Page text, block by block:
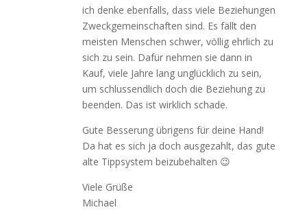
ich denke ebenfalls, dass viele Beziehungen
Zweckgemeinschaften sind. Es fällt den
meisten Menschen schwer, völlig ehrlich zu
sich zu sein. Dafür nehmen sie dann in
Kauf, viele Jahre lang unglücklich zu sein,
um schlussendlich doch die Beziehung zu
beenden. Das ist wirklich schade.
Gute Besserung übrigens für deine Hand!
Da hat es sich ja doch ausgezahlt, das gute
alte Tippsystem beizubehalten 😉
Viele Grüße
Michael